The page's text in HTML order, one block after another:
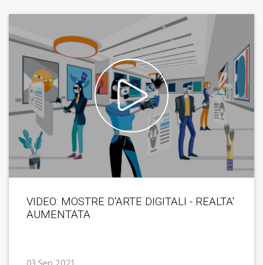
VIDEO: MOSTRE D'ARTE DIGITALI - REALTA'
AUMENTATA